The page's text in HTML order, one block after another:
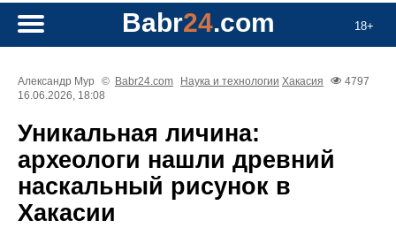
18+
Babr24.com
Александр Мур © Babr24.com Наука и технологии Хакасия
4797
16.06.2026, 18:08
Уникальная личина:
археологи нашли древний
наскальный рисунок в
Хакасии